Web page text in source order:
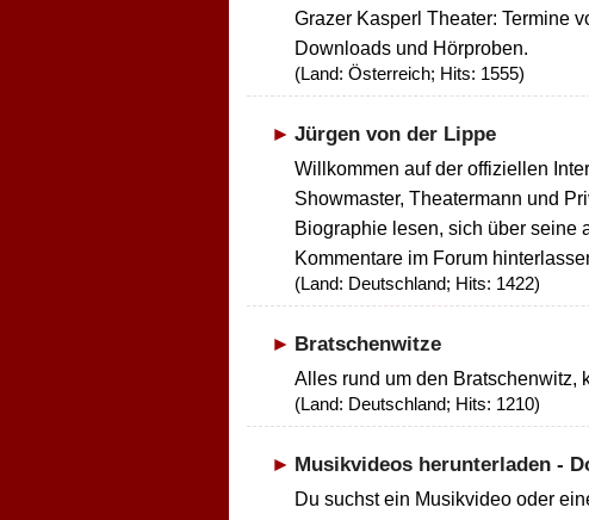
Grazer Kasperl Theater: Termine
Downloads und Hörproben.
(Land: Österreich; Hits: 1555)
Jürgen von der Lippe
Willkommen auf der offiziellen
Showmaster, Theatermann und
Biographie lesen, sich über seine
Kommentare im Forum
(Land: Deutschland; Hits: 1422)
Bratschenwitze
Alles rund um den Bratschenwitz,
(Land: Deutschland; Hits: 1210)
Musikvideos herunterladen -
Du suchst ein Musikvideo oder